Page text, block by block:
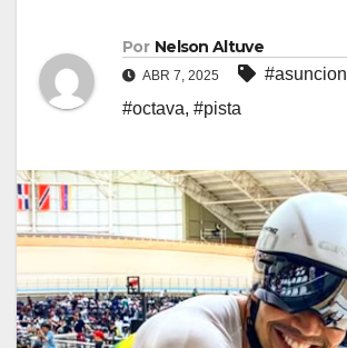
Por Nelson Altuve
ABR 7, 2025 #asuncion
#octava, #pista